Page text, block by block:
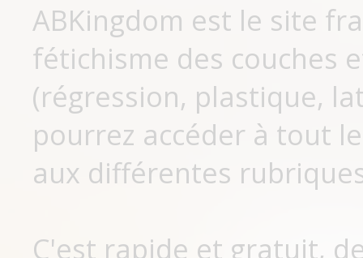
ABKingdom est le site
fétichisme des couches
(régression, plastique,
pourrez accéder à tout
aux différentes
C'est rapide et gratuit,